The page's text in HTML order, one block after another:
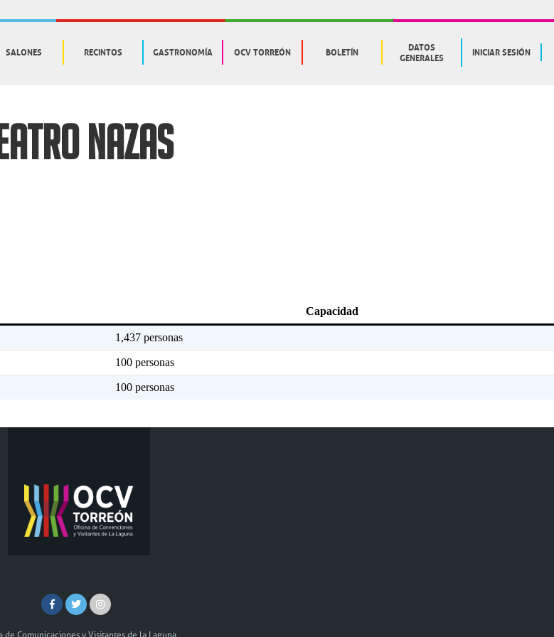
SALONES RECINTOS GASTRONOMÍA OCV TORREÓN BOLETÍN
DATOS
GENERALES
INICIAR SESIÓN
NAZAS
Capacidad
1,437 personas
100 personas
100 personas
de Comunicaciones y Visitantes de la Laguna